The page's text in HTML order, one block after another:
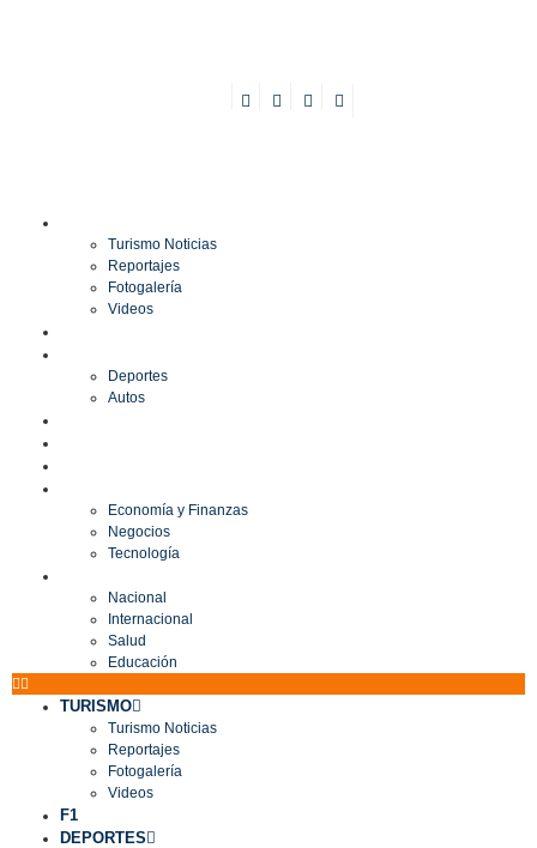
Turismo Noticias
Reportajes
Fotogalería
Videos
Deportes
Autos
Economía y Finanzas
Negocios
Tecnología
Nacional
Internacional
Salud
Educación
TURISMO
Turismo Noticias
Reportajes
Fotogalería
Videos
F1
DEPORTES